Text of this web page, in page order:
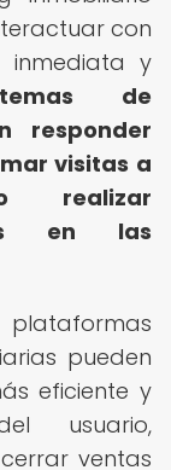
con
inmediata y
de
responder
visitas a
realizar
en las
pueden
eficiente y
usuario,
ventas